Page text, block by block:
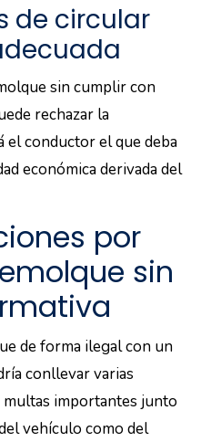
de circular
sin cumplir con
rechazar la
el conductor el que deba
económica derivada del
por
sin
de forma ilegal con un
conllevar varias
multas importantes junto
vehículo como del